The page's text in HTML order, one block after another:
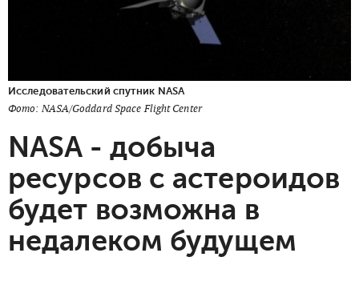
Исследовательский спутник NASA
Фото: NASA/Goddard Space Flight Center
NASA - добыча
ресурсов с астероидов
будет возможна в
недалеком будущем